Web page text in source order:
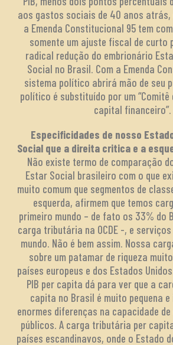
aos gastos sociais de 40 anos atrás,
a Emenda Constitucional 95 tem
somente um ajuste fiscal de curto
radical redução do embrionário
Social no Brasil. Com a Emenda
sistema político abrirá mão de seu
político é substituído por um
capital financeiro”.
Especificidades de nosso
Social que a direita critica e a
Não existe termo de comparação
Estar Social brasileiro com o que
muito comum que segmentos de
esquerda, afirmem que temos
primeiro mundo – de fato os 33% do
carga tributária na OCDE -, e
mundo. Não é bem assim. Nossa
sobre um patamar de riqueza
países europeus e dos Estados
PIB per capita dá para ver que a
capita no Brasil é muito pequena
enormes diferenças na capacidade
públicos. A carga tributária per
países escandinavos, onde o Estado